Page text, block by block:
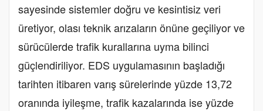
sayesinde sistemler doğru ve kesintisiz veri
üretiyor, olası teknik arızaların önüne geçiliyor ve
sürücülerde trafik kurallarına uyma bilinci
güçlendiriliyor. EDS uygulamasının başladığı
tarihten itibaren varış sürelerinde yüzde 13,72
oranında iyileşme, trafik kazalarında ise yüzde